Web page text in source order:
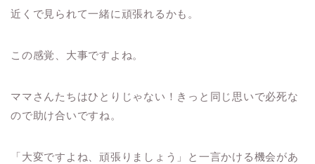
近くで見られて一緒に頑張れるかも。
この感覚、大事ですよね。
ママさんたちはひとりじゃない！きっと同じ思いで必死な
ので助け合いですね。
「大変ですよね、頑張りましょう」と一言かける機会があ